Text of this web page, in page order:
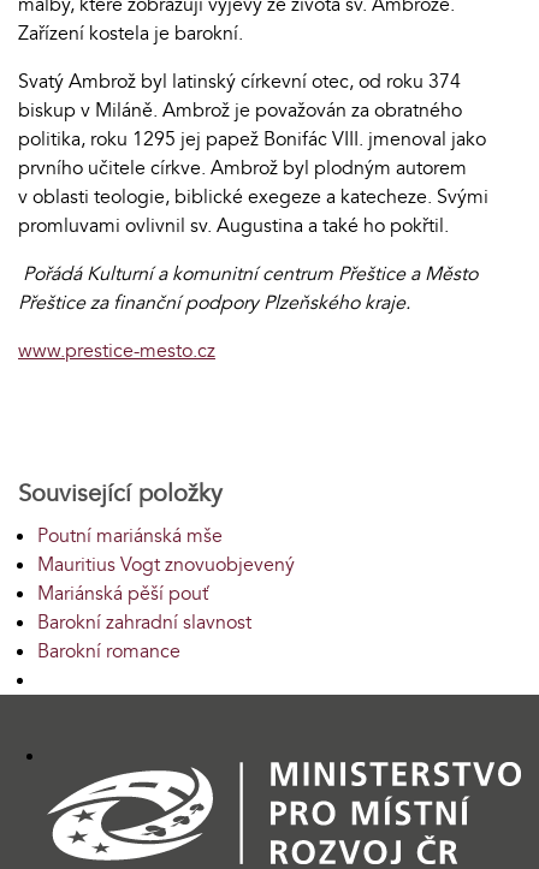
Zařízení kostela je barokní.
Svatý Ambrož byl latinský církevní otec, od roku 374
biskup v Miláně. Ambrož je považován za obratného
politika, roku 1295 jej papež Bonifác VIII. jmenoval jako
prvního učitele církve. Ambrož byl plodným autorem
v oblasti teologie, biblické exegeze a katecheze. Svými
promluvami ovlivnil sv. Augustina a také ho pokřtil.
Pořádá Kulturní a komunitní centrum Přeštice a Město
Přeštice za finanční podpory Plzeňského kraje.
www.prestice-mesto.cz
Související položky
Poutní mariánská mše
Mauritius Vogt znovuobjevený
Mariánská pěší pouť
Barokní zahradní slavnost
Barokní romance